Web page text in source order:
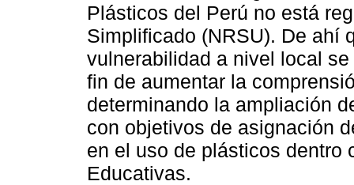
Plásticos del Perú no está
Simplificado (NRSU). De ahí
vulnerabilidad a nivel local
fin de aumentar la
determinando la ampliación
con objetivos de asignación
en el uso de plásticos dentro
Educativas.